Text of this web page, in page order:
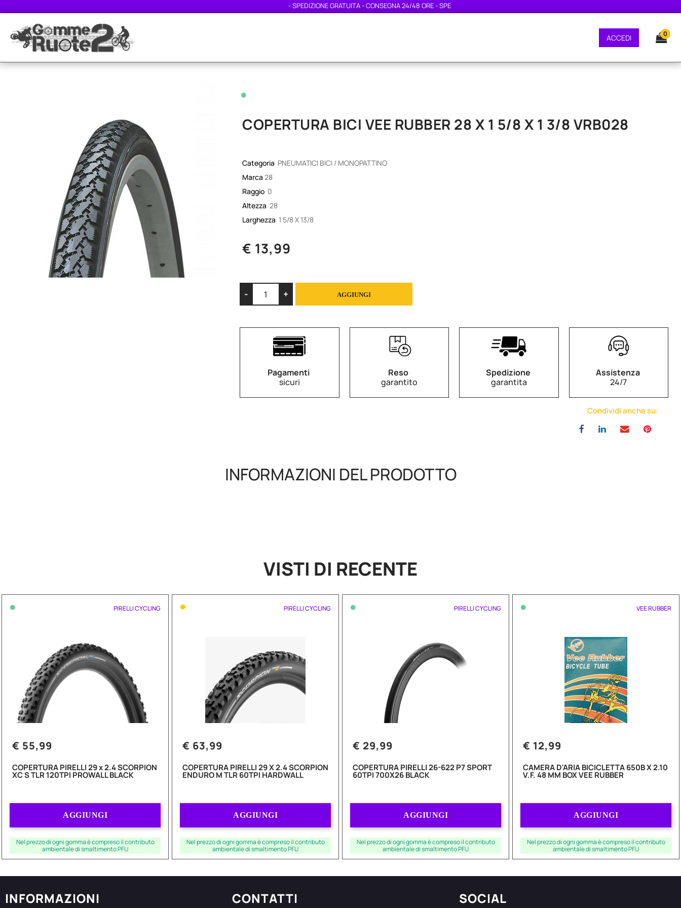
- SPEDIZIONE GRATUITA - CONSEGNA 24/48 ORE - SPEDIZIONE GRATUITA - CONSEGNA 24/48 ORE - SPEDIZIONE GRATUITA -
ACCEDI 0
•
COPERTURA BICI VEE RUBBER 28 X 1 5/8 X 1 3/8 VRB028
Categoria PNEUMATICI BICI / MONOPATTINO
Marca 28
Raggio 0
Altezza 28
Larghezza 1 5/8 X 13/8
€ 13,99
AGGIUNGI
Pagamenti
sicuri
Reso
garantito
Spedizione
garantita
Assistenza
24/7
Condividi anche su:
INFORMAZIONI DEL PRODOTTO
VISTI DI RECENTE
• PIRELLI CYCLING
€ 55,99
COPERTURA PIRELLI 29 x 2.4 SCORPION
XC S TLR 120TPI PROWALL BLACK
AGGIUNGI
Nel prezzo di ogni gomma è compreso il contributo
ambientale di smaltimento PFU
• PIRELLI CYCLING
€ 63,99
COPERTURA PIRELLI 29 X 2.4 SCORPION
ENDURO M TLR 60TPI HARDWALL
AGGIUNGI
Nel prezzo di ogni gomma è compreso il contributo
ambientale di smaltimento PFU
• PIRELLI CYCLING
€ 29,99
COPERTURA PIRELLI 26-622 P7 SPORT
60TPI 700X26 BLACK
AGGIUNGI
Nel prezzo di ogni gomma è compreso il contributo
ambientale di smaltimento PFU
• VEE RUBBER
€ 12,99
CAMERA D'ARIA BICICLETTA 650B X 2.10
V.F. 48 MM BOX VEE RUBBER
AGGIUNGI
Nel prezzo di ogni gomma è compreso il contributo
ambientale di smaltimento PFU
INFORMAZIONI CONTATTI SOCIAL